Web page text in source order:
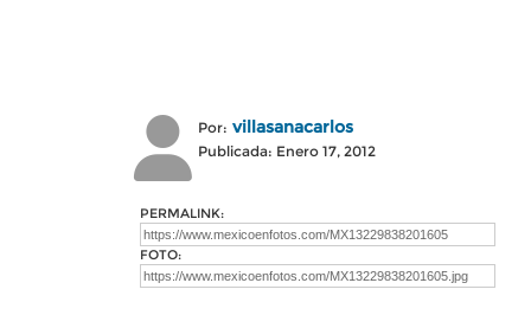
Por: villasanacarlos
Publicada: Enero 17, 2012
PERMALINK:
FOTO: